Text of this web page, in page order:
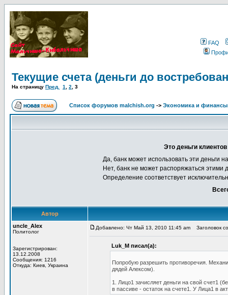
FAQ
Текущие счета (деньги до
На страницу Пред. 1 2 3
Список форумов malchish.org -> Экономика и финансы
Это деньги
Да, банк может использовать эти деньги
Нет, банк не может распоряжаться этими
Определение соответствует
Автор
uncle_Alex
Политолог
Зарегистрирован:
13.12.2008
Сообщения: 1216
Откуда: Киев, Украина
Добавлено: Чт Май 13, 2010 11:45 am Заголовок
Luk_M писал(а):
Попробую разрешить противоречия.
дядей Алексом).
1. Лицо1 зачисляет деньги на свой счет1
в пассиве - остаток на счете1. У Лица1 в